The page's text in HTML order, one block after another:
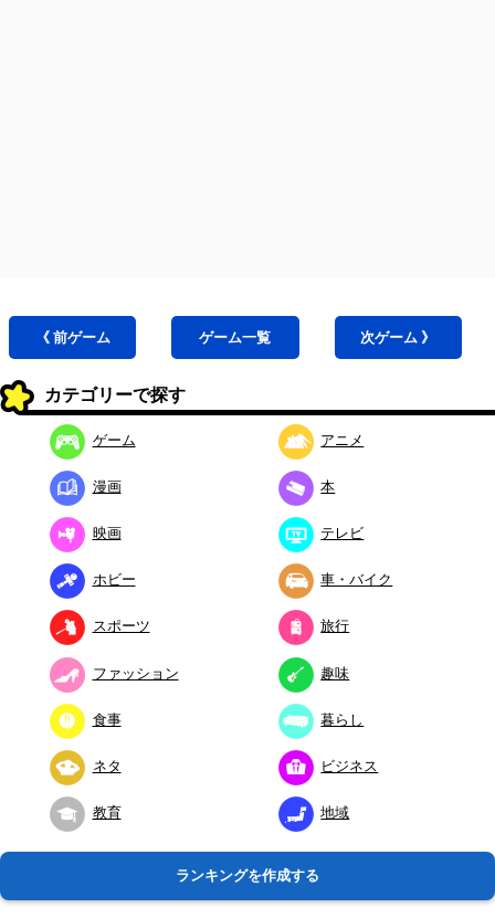
《 前ゲーム ゲーム一覧 次ゲーム 》
カテゴリーで探す
ゲーム アニメ
漫画 本
映画 テレビ
ホビー 車・バイク
スポーツ 旅行
ファッション 趣味
食事 暮らし
ネタ ビジネス
教育 地域
ランキングを作成する